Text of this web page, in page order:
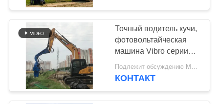
СПРОСИТЕ
ЦИТАТУ
КАРТА
САЙТА
Точный водитель кучи,
фотовольтайческая
машина Vibro серии
для кучи листа
Подлежит обсуждению MOQ:1 комплект
КОНТАКТ